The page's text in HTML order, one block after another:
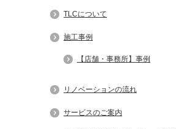
TLCについて
施工事例
【店舗・事務所】事例
リノベーションの流れ
サービスのご案内